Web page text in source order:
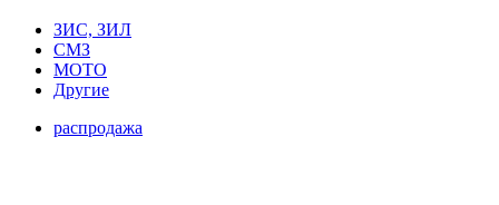
ЗИС, ЗИЛ
СМЗ
МОТО
Другие
распродажа